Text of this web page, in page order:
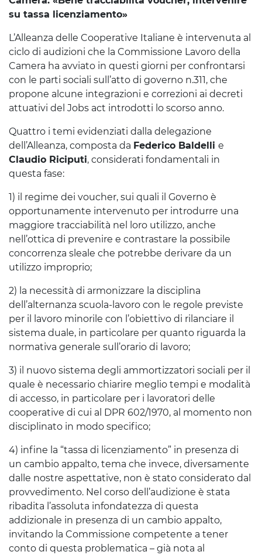
su tassa licenziamento»
L’Alleanza delle Cooperative Italiane è intervenuta al
ciclo di audizioni che la Commissione Lavoro della
Camera ha avviato in questi giorni per confrontarsi
con le parti sociali sull’atto di governo n.311, che
propone alcune integrazioni e correzioni ai decreti
attuativi del Jobs act introdotti lo scorso anno.
Quattro i temi evidenziati dalla delegazione
dell’Alleanza, composta da Federico Baldelli e
Claudio Riciputi, considerati fondamentali in
questa fase:
1) il regime dei voucher, sui quali il Governo è
opportunamente intervenuto per introdurre una
maggiore tracciabilità nel loro utilizzo, anche
nell’ottica di prevenire e contrastare la possibile
concorrenza sleale che potrebbe derivare da un
utilizzo improprio;
2) la necessità di armonizzare la disciplina
dell’alternanza scuola-lavoro con le regole previste
per il lavoro minorile con l’obiettivo di rilanciare il
sistema duale, in particolare per quanto riguarda la
normativa generale sull’orario di lavoro;
3) il nuovo sistema degli ammortizzatori sociali per il
quale è necessario chiarire meglio tempi e modalità
di accesso, in particolare per i lavoratori delle
cooperative di cui al DPR 602/1970, al momento non
disciplinato in modo specifico;
4) infine la “tassa di licenziamento” in presenza di
un cambio appalto, tema che invece, diversamente
dalle nostre aspettative, non è stato considerato dal
provvedimento. Nel corso dell’audizione è stata
ribadita l’assoluta infondatezza di questa
addizionale in presenza di un cambio appalto,
invitando la Commissione competente a tener
conto di questa problematica – già nota al